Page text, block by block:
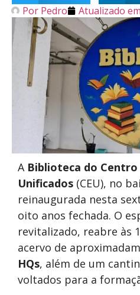
Por Pedro Atualizado em
A Biblioteca do
Unificados (CEU), no
reinaugurada nesta
oito anos fechada. O
revitalizado, reabre às
acervo de
HQs, além de um
voltados para a